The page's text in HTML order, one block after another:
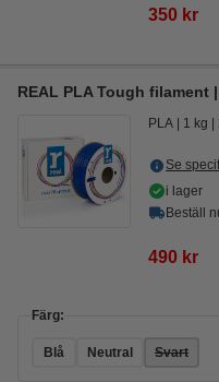
350 kr
REAL PLA Tough filament
PLA 1 kg
Se
i lager
Beställ
490 kr
Färg:
Blå Neutral Svart